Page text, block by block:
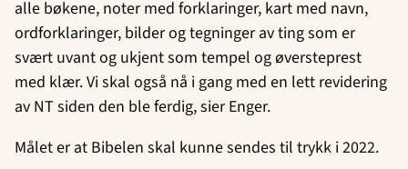
alle bøkene, noter med forklaringer, kart med navn,
ordforklaringer, bilder og tegninger av ting som er
svært uvant og ukjent som tempel og øversteprest
med klær. Vi skal også nå i gang med en lett revidering
av NT siden den ble ferdig, sier Enger.
Målet er at Bibelen skal kunne sendes til trykk i 2022.